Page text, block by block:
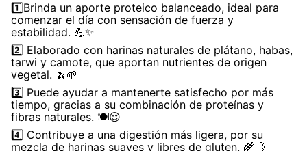
9.
melena leon
10. proteina
1️⃣Brinda un aporte proteico balanceado, ideal para
comenzar el día con sensación de fuerza y
estabilidad. 💪✨
2️⃣ Elaborado con harinas naturales de plátano, habas,
tarwi y camote, que aportan nutrientes de origen
vegetal. 🍌🌱
3️⃣ Puede ayudar a mantenerte satisfecho por más
tiempo, gracias a su combinación de proteínas y
fibras naturales. 🍽️😌
4️⃣ Contribuye a una digestión más ligera, por su
mezcla de harinas suaves y libres de gluten. 🌾💨